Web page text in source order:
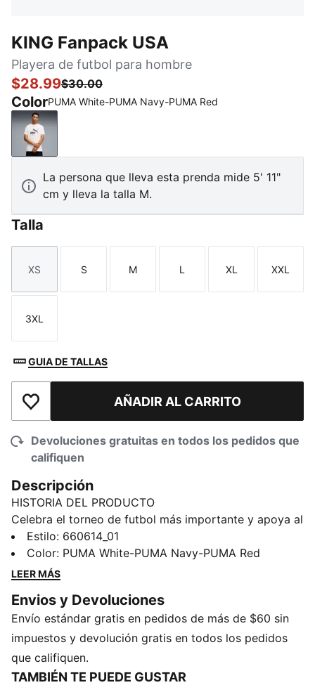
KING Fanpack USA
Playera de futbol para hombre
$28.99$30.00
ColorPUMA White-PUMA Navy-PUMA Red
PUMA White-PUMA Navy-PUMA Red
La persona que lleva esta prenda mide 5' 11"
cm y lleva la talla M.
Talla
Talla
XS
Talla
S
Talla
M
Talla
L
Talla
XL
Talla
XXL
Talla
3XL
GUIA DE TALLAS
Añadir a la lista de deseosAÑADIR AL CARRITO
Devoluciones gratuitas en todos los pedidos que
califiquen
Descripción
HISTORIA DEL PRODUCTO
Celebra el torneo de futbol más importante y apoya al
equipo de Estados Unidos con esta playera con el
logotipo KING Fanpack. Combinando detalles clásicos
con un estilo de inspiración vintage, es un tributo a los
cancha.
CARACTERÍSTICAS Y BENEFICIOS
DETALLES
Corte: regular
Tipo de material principal: jersey simple
Estilo: 660614_01
Color: PUMA White-PUMA Navy-PUMA Red
LEER MÁS
Envios y Devoluciones
Envío estándar gratis en pedidos de más de $60 sin
impuestos y devolución gratis en todos los pedidos
que califiquen.
TAMBIÉN TE PUEDE GUSTAR